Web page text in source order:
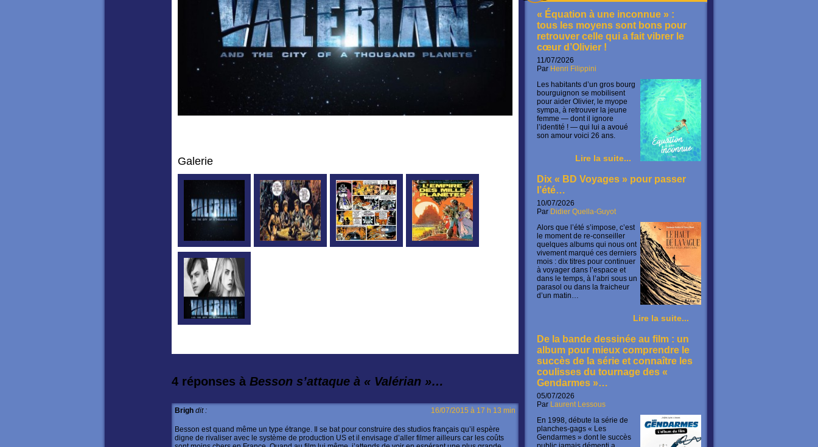
« Équation à une inconnue » :
tous les moyens sont bons pour
retrouver celle qui a fait vibrer le
cœur d’Olivier !
11/07/2026
Par Henri Filippini
Les habitants d’un gros bourg
bourguignon se mobilisent
pour aider Olivier, le myope
sympa, à retrouver la jeune
femme — dont il ignore
l’identité ! — qui lui a avoué
son amour voici 26 ans.
Lire la suite...
Dix « BD Voyages » pour passer
l’été…
10/07/2026
Par Didier Quella-Guyot
Alors que l’été s’impose, c’est
le moment de re-conseiller
quelques albums qui nous ont
vivement marqué ces derniers
mois : dix titres pour continuer
à voyager dans l’espace et
dans le temps, à l’abri sous un
parasol ou dans la fraicheur
d’un matin…
Lire la suite...
De la bande dessinée au film : un
album pour mieux comprendre le
succès de la série et connaître les
coulisses du tournage des «
Gendarmes »…
05/07/2026
Par Laurent Lessous
En 1998, débute la série de
planches-gags « Les
Gendarmes » dont le succès
Galerie
4 réponses à Besson s’attaque à « Valérian »…
Brigh dit : 16/07/2015 à 17 h 13 min
Besson est quand même un type étrange. Il se bat pour construire des studios français qu’il espère
digne de rivaliser avec le système de production US et il envisage d’aller filmer ailleurs car les coûts